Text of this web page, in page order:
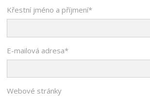
Křestní jméno a příjmení*
E-mailová adresa*
Webové stránky